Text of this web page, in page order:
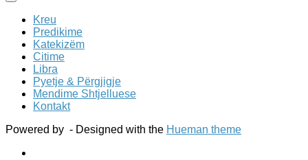
Kreu
Predikime
Katekizëm
Citime
Libra
Pyetje & Përgjigje
Mendime Shtjelluese
Kontakt
Powered by - Designed with the Hueman theme